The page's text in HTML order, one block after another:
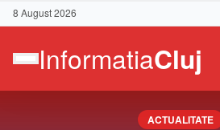
8 August 2026
ACTUALITATE